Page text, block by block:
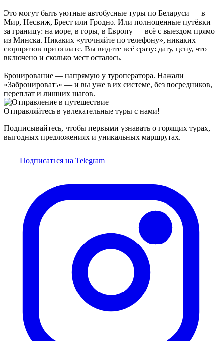
Это могут быть уютные автобусные туры по Беларуси — в
Мир, Несвиж, Брест или Гродно. Или полноценные путёвки
за границу: на море, в горы, в Европу — всё с выездом прямо
из Минска. Никаких «уточняйте по телефону», никаких
сюрпризов при оплате. Вы видите всё сразу: дату, цену, что
включено и сколько мест осталось.
Бронирование — напрямую у туроператора. Нажали
«Забронировать» — и вы уже в их системе, без посредников,
переплат и лишних шагов.
Отправляйтесь в увлекательные туры с нами!
Подписывайтесь, чтобы первыми узнавать о горящих турах,
выгодных предложениях и уникальных маршрутах.
Подписаться на Telegram